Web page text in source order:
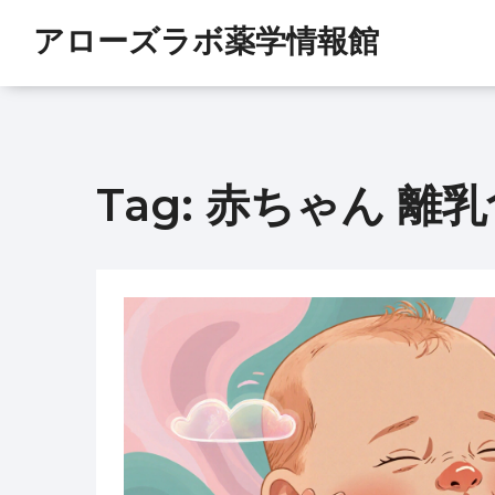
アローズラボ薬学情報館
Tag: 赤ちゃん 離